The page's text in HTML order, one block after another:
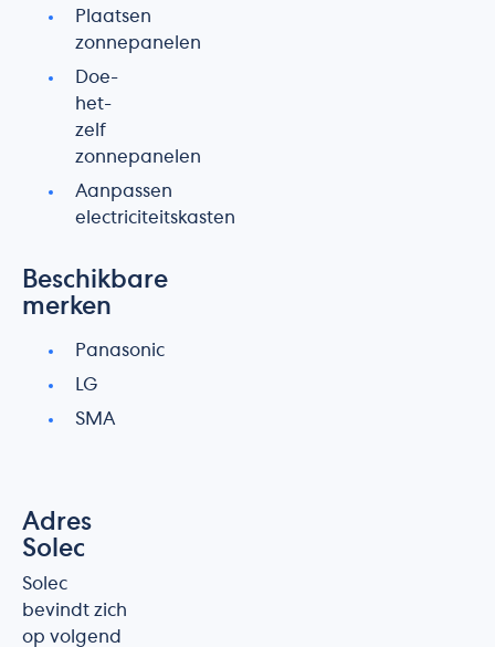
Plaatsen
zonnepanelen
Doe-
het-
zelf
zonnepanelen
Aanpassen
electriciteitskasten
Beschikbare
merken
Panasonic
LG
SMA
Adres
Solec
Solec
bevindt zich
op volgend